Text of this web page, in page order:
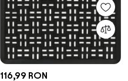
116,99 RON